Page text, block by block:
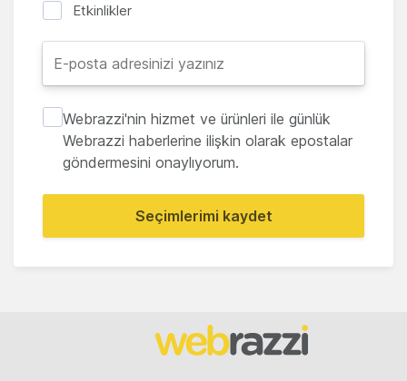
Etkinlikler
Webrazzi'nin hizmet ve ürünleri ile günlük
Webrazzi haberlerine ilişkin olarak epostalar
göndermesini onaylıyorum.
Seçimlerimi kaydet